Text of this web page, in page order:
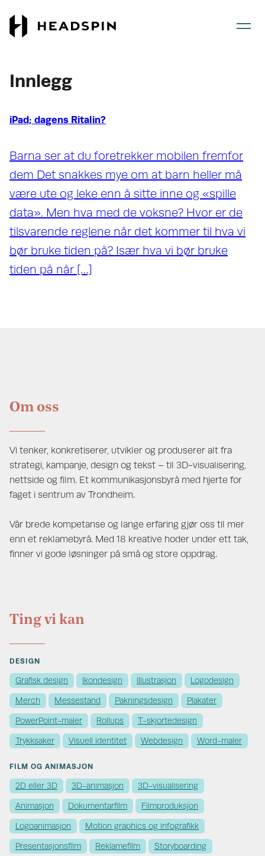
Gå
Innlegg
iPad; dagens Ritalin?
Barna ser at du foretrekker mobilen fremfor
dem Det snakkes mye om at barn heller må
være ute og leke enn å sitte inne og «spille
data». Men hva med de voksne? Hvor er de
tilsvarende reglene når det kommer til hva vi
bør bruke tiden på? Især hva vi bør bruke
tiden på når […]
Om oss
Vi tenker, konkretiserer, utvikler og produserer alt fra
strategi, kampanje, design og tekst – til 3D-visualisering,
nettside og film. Et kommunikasjonsbyrå med hjerte for
faget i sentrum av Trondheim.
Vår brede kompetanse og lange erfaring gjør oss til mer
enn et reklamebyrå. Med 18 kreative hoder under ett tak,
finner vi gode løsninger på små og store oppdrag.
Ting vi kan
DESIGN
Grafisk design Ikondesign Illustrasjon Logodesign
Merch Messestand Pakningsdesign Plakater
PowerPoint-maler Rollups T-skjortedesign
Trykksaker Visuell identitet Webdesign Word-maler
FILM OG ANIMASJON
2D eller 3D 3D-animasjon 3D-visualisering
Animasjon Dokumentarfilm Filmproduksjon
Logoanimasjon Motion graphics og infografikk
Presentasjonsfilm Reklamefilm Storyboarding